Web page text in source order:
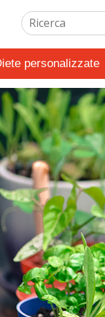
personalizzate